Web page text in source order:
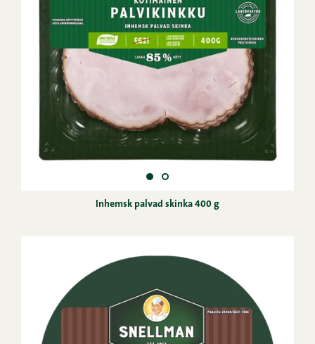
Inhemsk palvad skinka 400 g